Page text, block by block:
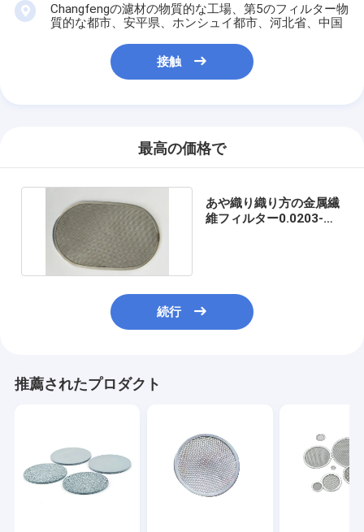
Changfengの濾材の物質的な工場、第5のフィルター物
質的な都市、安平県、ホンシュイ都市、河北省、中国
接触
最高の価格で
あや織り織り方の金属繊
維フィルター0.0203-
続行
推薦されたプロダクト